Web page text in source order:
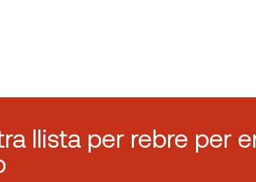
llista per rebre per